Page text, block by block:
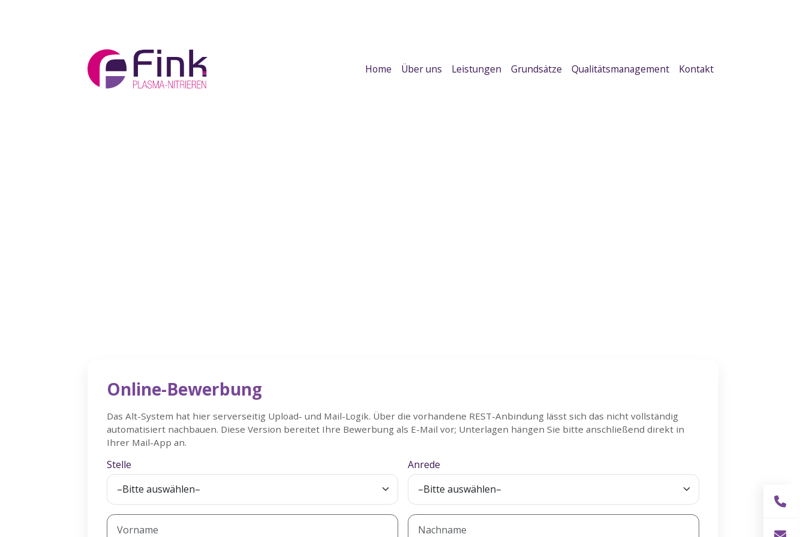
Home Über uns Leistungen Grundsätze Qualitätsmanagement Kontakt
Online-Bewerbung
Das Alt-System hat hier serverseitig Upload- und Mail-Logik. Über die vorhandene REST-Anbindung lässt sich das nicht vollständig
automatisiert nachbauen. Diese Version bereitet Ihre Bewerbung als E-Mail vor; Unterlagen hängen Sie bitte anschließend direkt in
Ihrer Mail-App an.
Stelle Anrede